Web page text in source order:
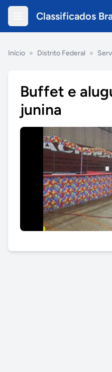
Classificados
Início » Distrito Federal »
Buffet e
junina